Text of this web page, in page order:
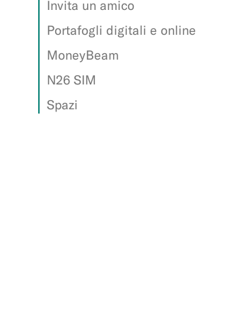
Invita un amico
Portafogli digitali e online
MoneyBeam
N26 SIM
Spazi